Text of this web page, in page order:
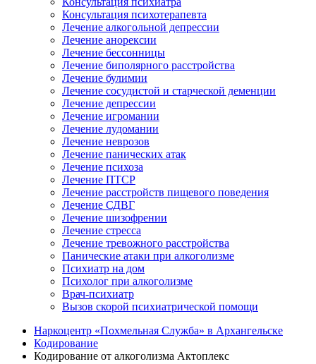
Консультация психотерапевта
Лечение алкогольной депрессии
Лечение анорексии
Лечение бессонницы
Лечение биполярного расстройства
Лечение булимии
Лечение сосудистой и старческой деменции
Лечение депрессии
Лечение игромании
Лечение лудомании
Лечение неврозов
Лечение панических атак
Лечение психоза
Лечение ПТСР
Лечение расстройств пищевого поведения
Лечение СДВГ
Лечение шизофрении
Лечение стресса
Лечение тревожного расстройства
Панические атаки при алкоголизме
Психиатр на дом
Психолог при алкоголизме
Врач-психиатр
Вызов скорой психиатрической помощи
Наркоцентр «Похмельная Служба» в Архангельске
Кодирование
Кодирование от алкоголизма Актоплекс